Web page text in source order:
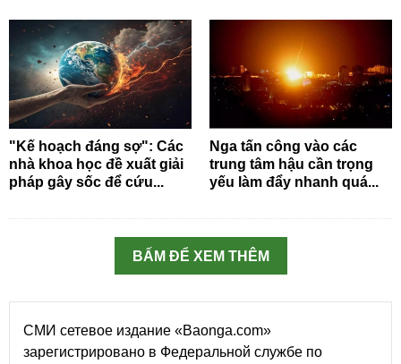
"Kế hoạch đáng sợ": Các
nhà khoa học đề xuất giải
pháp gây sốc để cứu...
Nga tấn công vào các
trung tâm hậu cần trọng
yếu làm đẩy nhanh quá...
BẤM ĐỂ XEM THÊM
СМИ сетевое издание «Baonga.com»
зарегистрировано в Федеральной службе по